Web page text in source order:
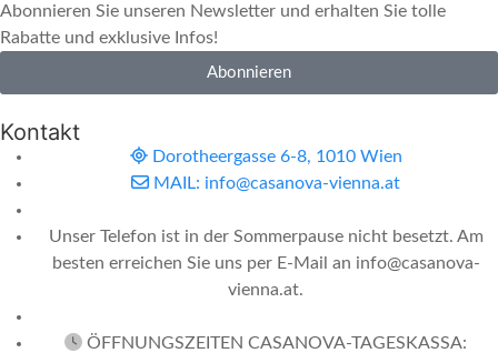
Abonnieren Sie unseren Newsletter und erhalten Sie tolle
Rabatte und exklusive Infos!
Abonnieren
Kontakt
Dorotheergasse 6-8, 1010 Wien
MAIL: info@casanova-vienna.at
Unser Telefon ist in der Sommerpause nicht besetzt. Am
besten erreichen Sie uns per E-Mail an info@casanova-
vienna.at.
ÖFFNUNGSZEITEN CASANOVA-TAGESKASSA: